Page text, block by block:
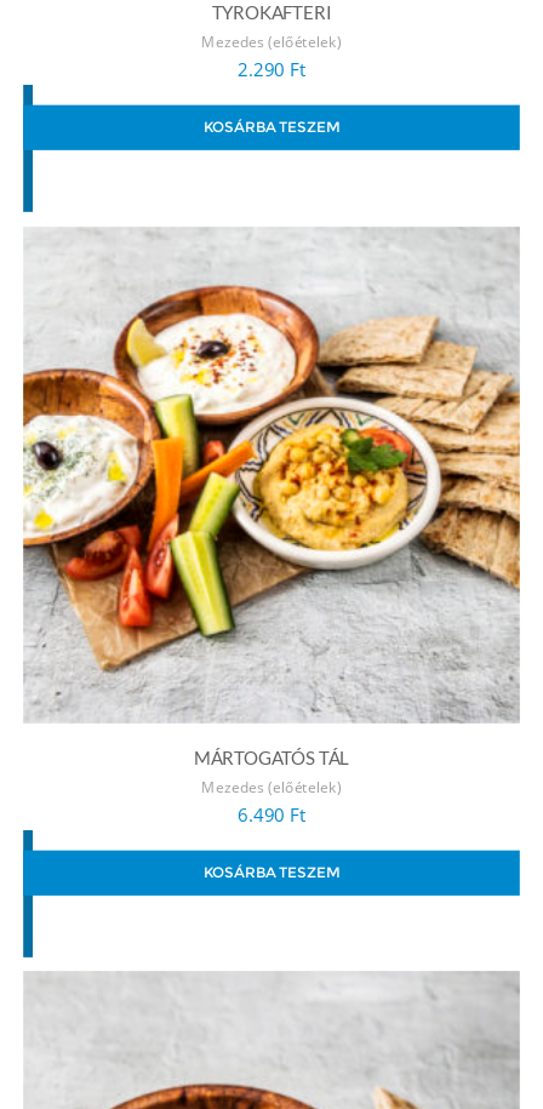
TYROKAFTERI
Mezedes (előételek)
2.290 Ft
KOSÁRBA TESZEM
MÁRTOGATÓS TÁL
Mezedes (előételek)
6.490 Ft
KOSÁRBA TESZEM